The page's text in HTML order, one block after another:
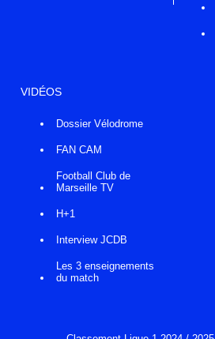
VIDÉOS
Dossier Vélodrome
FAN CAM
Football Club de
Marseille TV
H+1
Interview JCDB
Les 3 enseignements
du match